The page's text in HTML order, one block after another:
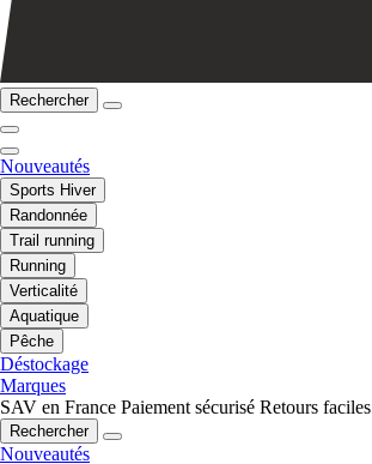
Rechercher
Nouveautés
Sports Hiver
Randonnée
Trail running
Running
Verticalité
Aquatique
Pêche
Déstockage
Marques
SAV en France Paiement sécurisé Retours faciles
Rechercher
Nouveautés